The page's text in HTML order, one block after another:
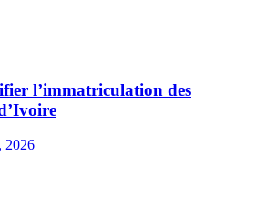
l’immatriculation des
2026